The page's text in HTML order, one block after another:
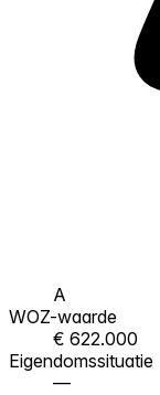
A
WOZ-waarde
€ 622.000
Eigendomssituatie
—